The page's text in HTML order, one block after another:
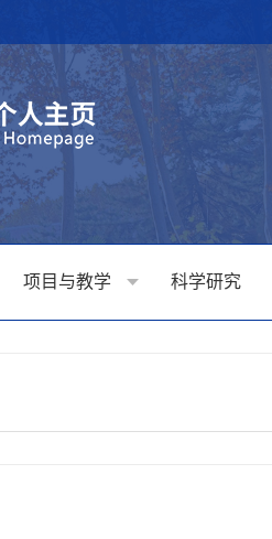
项目与教学 科学研究